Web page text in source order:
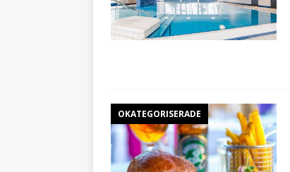
OKATEGORISERADE